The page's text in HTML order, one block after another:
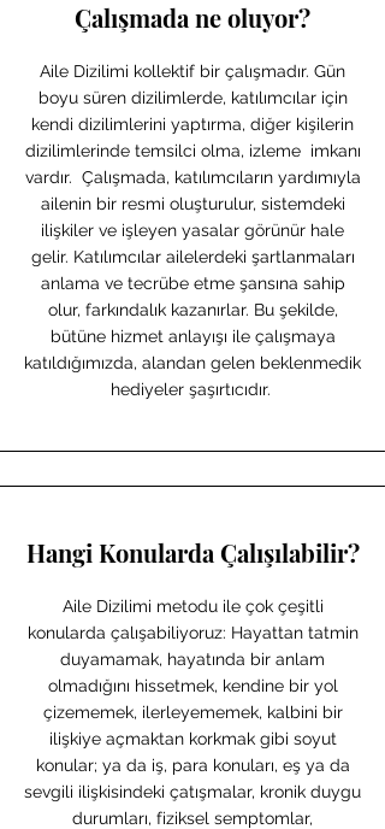
Çalışmada ne oluyor?
Aile Dizilimi kollektif bir çalışmadır. Gün
boyu süren dizilimlerde, katılımcılar için
kendi dizilimlerini yaptırma, diğer kişilerin
dizilimlerinde temsilci olma, izleme imkanı
vardır. Çalışmada, katılımcıların yardımıyla
ailenin bir resmi oluşturulur, sistemdeki
ilişkiler ve işleyen yasalar görünür hale
gelir. Katılımcılar ailelerdeki şartlanmaları
anlama ve tecrübe etme şansına sahip
olur, farkındalık kazanırlar. Bu şekilde,
bütüne hizmet anlayışı ile çalışmaya
katıldığımızda, alandan gelen beklenmedik
hediyeler şaşırtıcıdır.
Hangi Konularda Çalışılabilir?
Aile Dizilimi metodu ile çok çeşitli
konularda çalışabiliyoruz: Hayattan tatmin
duyamamak, hayatında bir anlam
olmadığını hissetmek, kendine bir yol
çizememek, ilerleyememek, kalbini bir
ilişkiye açmaktan korkmak gibi soyut
konular; ya da iş, para konuları, eş ya da
sevgili ilişkisindeki çatışmalar, kronik duygu
durumları, fiziksel semptomlar,